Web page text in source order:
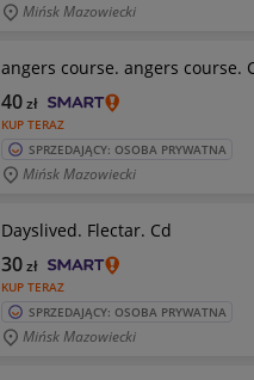
Mińsk Mazowiecki
angers course. angers course.
KUP TERAZ
40zł
SPRZEDAJĄCY: OSOBA PRYWATNA
Mińsk Mazowiecki
Dayslived. Flectar. Cd
KUP TERAZ
30zł
SPRZEDAJĄCY: OSOBA PRYWATNA
Mińsk Mazowiecki